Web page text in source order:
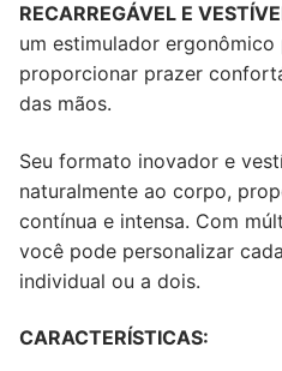
RECARREGÁVEL E
um estimulador
proporcionar prazer
das mãos.
Seu formato inovador e
naturalmente ao corpo,
contínua e intensa. Com
você pode personalizar
individual ou a dois.
CARACTERÍSTICAS: